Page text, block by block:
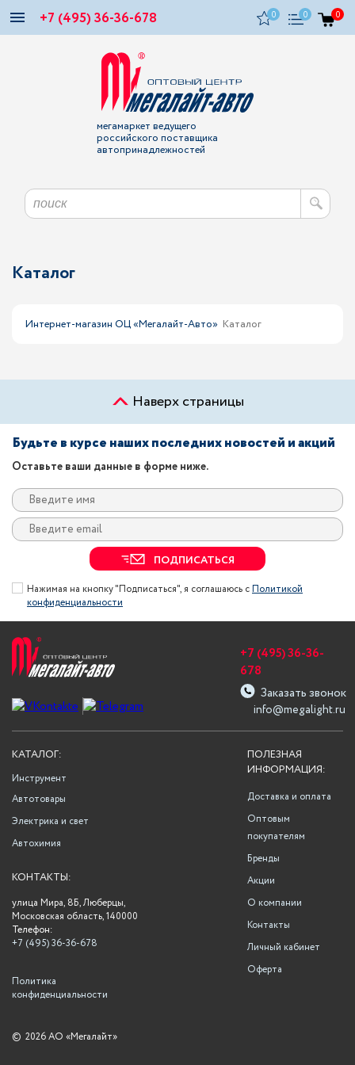
+7 (495) 36-36-678 0 0 0
мегамаркет ведущего
российского поставщика
автопринадлежностей
Каталог
Интернет-магазин ОЦ «Мегалайт-Авто» Каталог
Наверх страницы
Будьте в курсе наших последних новостей и акций
Оставьте ваши данные в форме ниже.
ПОДПИСАТЬСЯ
Нажимая на кнопку "Подписаться", я соглашаюсь сПолитикой
конфиденциальности
info@megalight.ru
+7 (495) 36-36-
678
Заказать звонок
ПОЛЕЗНАЯ
ИНФОРМАЦИЯ:
Доставка и оплата
Оптовым
покупателям
Бренды
Акции
О компании
Контакты
Личный кабинет
Оферта
КАТАЛОГ:
Инструмент
Автотовары
Электрика и свет
Автохимия
КОНТАКТЫ:
улица Мира, 8Б, Люберцы,
Московская область, 140000
Телефон:
+7 (495) 36-36-678
Политика
конфиденциальности
© 2026 АО «Мегалайт»